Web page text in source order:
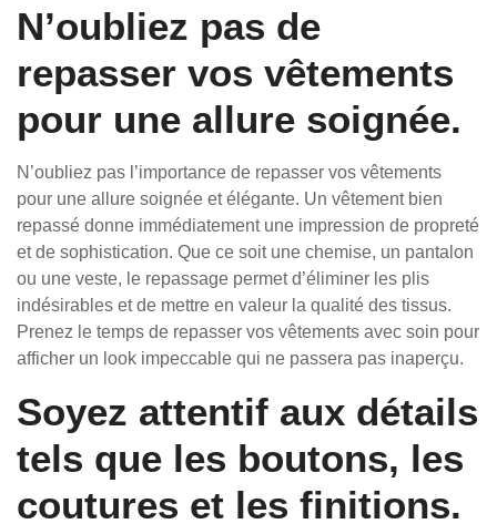
N’oubliez pas de
repasser vos vêtements
pour une allure soignée.
N’oubliez pas l’importance de repasser vos vêtements
pour une allure soignée et élégante. Un vêtement bien
repassé donne immédiatement une impression de propreté
et de sophistication. Que ce soit une chemise, un pantalon
ou une veste, le repassage permet d’éliminer les plis
indésirables et de mettre en valeur la qualité des tissus.
Prenez le temps de repasser vos vêtements avec soin pour
afficher un look impeccable qui ne passera pas inaperçu.
Soyez attentif aux détails
tels que les boutons, les
coutures et les finitions.